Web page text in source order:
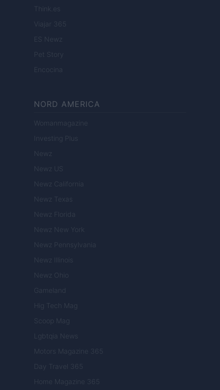
Think.es
Viajar 365
ES Newz
Pet Story
Encocina
NORD AMERICA
Womanmagazine
Investing Plus
Newz
Newz US
Newz California
Newz Texas
Newz Florida
Newz New York
Newz Pennsylvania
Newz Illinois
Newz Ohio
Gameland
Hig Tech Mag
Scoop Mag
Lgbtqia News
Motors Magazine 365
Day Travel 365
Home Magazine 365